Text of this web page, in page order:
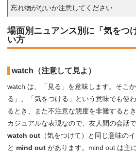
忘れ物がないか注意してください
場面別ニュアンス別に「気をつ
い方
watch（注意して見よ）
watch は、「見る」を意味します。そこ
る」、「気をつける」という意味でも使
るとき、また不注意な態度を非難すると
カジュアルな表現なので、友人間の会話
watch out （気をつけて）と同じ意味のイ
と mind out があります。mind out は主